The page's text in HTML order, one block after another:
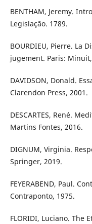
BENTHAM, Jeremy.
Legislação. 1789.
BOURDIEU, Pierre. La
jugement. Paris:
DAVIDSON, Donald.
Clarendon Press, 2001.
DESCARTES, René.
Martins Fontes, 2016.
DIGNUM, Virginia.
Springer, 2019.
FEYERABEND, Paul.
Contraponto, 1975.
FLORIDI, Luciano. The